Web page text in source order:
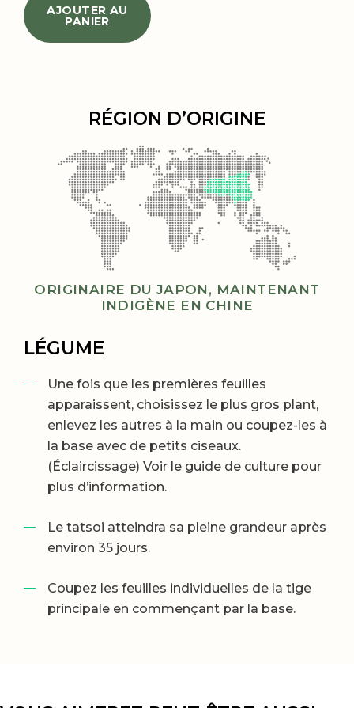
AJOUTER AU
PANIER
RÉGION D’ORIGINE
ORIGINAIRE DU JAPON, MAINTENANT
INDIGÈNE EN CHINE
LÉGUME
Une fois que les premières feuilles
apparaissent, choisissez le plus gros plant,
enlevez les autres à la main ou coupez-les à
la base avec de petits ciseaux.
(Éclaircissage) Voir le guide de culture pour
plus d’information.
Le tatsoi atteindra sa pleine grandeur après
environ 35 jours.
Coupez les feuilles individuelles de la tige
principale en commençant par la base.